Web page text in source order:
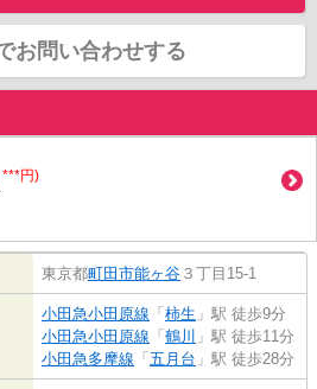
お問い合わせする
***円)
東京都町田市能ヶ谷 ３丁目15-1
小田急小田原線 「柿生 」駅 徒歩9分
小田急小田原線 「鶴川 」駅 徒歩11分
小田急多摩線 「五月台 」駅 徒歩28分